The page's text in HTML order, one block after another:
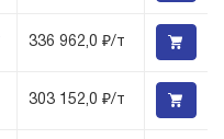
336 962,0 ₽/т
303 152,0 ₽/т